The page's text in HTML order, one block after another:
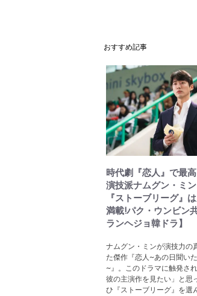
おすすめ記事
時代劇『恋人』で最
演技派ナムグン・ミ
『ストーブリーグ』
満載!パク・ウンビン
ランヘジョ韓ドラ】
ナムグン・ミンが演技力の
た傑作『恋人~あの日聞い
~』。このドラマに触発さ
彼の主演作を見たい」と思
ひ『ストーブリーグ』を選